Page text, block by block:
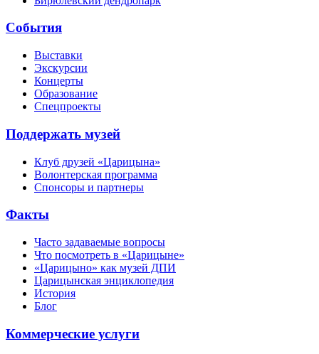
События
Выставки
Экскурсии
Концерты
Образование
Спецпроекты
Поддержать музей
Клуб друзей «Царицына»
Волонтерская программа
Спонсоры и партнеры
Факты
Часто задаваемые вопросы
Что посмотреть в «Царицыне»
«Царицыно» как музей ДПИ
Царицынская энциклопедия
История
Блог
Коммерческие услуги